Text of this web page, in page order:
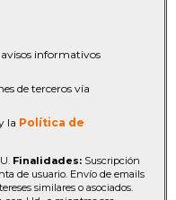
informativos
de terceros vía
la Política de
Finalidades: Suscripción
de usuario. Envío de emails
similares o asociados.